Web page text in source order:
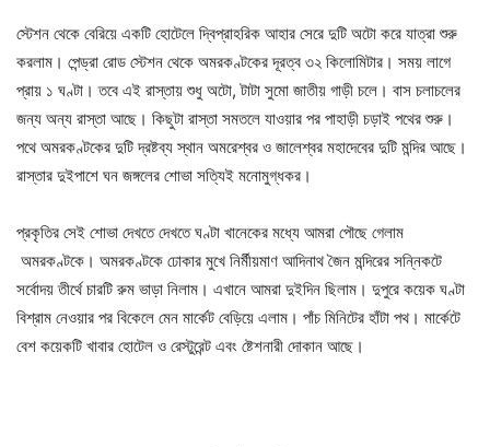
স্টেশন থেকে বেরিয়ে একটি হোটেলে দ্বিপ্রাহরিক আহার সেরে দুটি অটো করে যাত্রা শুরু
করলাম। পেন্ড্রা রোড স্টেশন থেকে অমরকণ্টকের দূরত্ব ৩২ কিলোমিটার। সময় লাগে
প্রায় ১ ঘণ্টা। তবে এই রাস্তায় শুধু অটো, টাটা সুমো জাতীয় গাড়ী চলে। বাস চলাচলের
জন্য অন্য রাস্তা আছে। কিছুটা রাস্তা সমতলে যাওয়ার পর পাহাড়ী চড়াই পথের শুরু।
পথে অমরকণ্টকের দুটি দ্রষ্টব্য স্থান অমরেশ্বর ও জালেশ্বর মহাদেবের দুটি মন্দির আছে।
রাস্তার দুইপাশে ঘন জঙ্গলের শোভা সত্যিই মনোমুগ্ধকর।
প্রকৃতির সেই শোভা দেখতে দেখতে ঘণ্টা খানেকের মধ্যে আমরা পৌছে গেলাম
অমরকণ্টকে। অমরকণ্টকে ঢোকার মুখে নির্মীয়মাণ আদিনাথ জৈন মন্দিরের সন্নিকটে
সর্বোদয় তীর্থে চারটি রুম ভাড়া নিলাম। এখানে আমরা দুইদিন ছিলাম। দুপুরে কয়েক ঘণ্টা
বিশ্রাম নেওয়ার পর বিকেলে মেন মার্কেট বেড়িয়ে এলাম। পাঁচ মিনিটের হাঁটা পথ। মার্কেটে
বেশ কয়েকটি খাবার হোটেল ও রেস্টুরেন্ট এবং ষ্টেশনারী দোকান আছে।